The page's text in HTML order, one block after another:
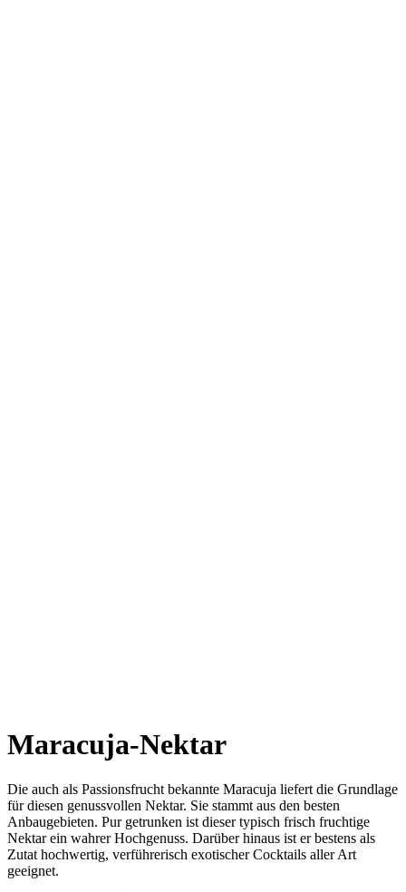
Maracuja-Nektar
Die auch als Passionsfrucht bekannte Maracuja liefert die Grundlage
für diesen genussvollen Nektar. Sie stammt aus den besten
Anbaugebieten. Pur getrunken ist dieser typisch frisch fruchtige
Nektar ein wahrer Hochgenuss. Darüber hinaus ist er bestens als
Zutat hochwertig, verführerisch exotischer Cocktails aller Art
geeignet.